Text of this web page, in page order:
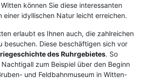
können Sie diese interessanten
einer idyllischen Natur leicht erreichen.
erlaubt es Ihnen auch, die zahlreichen
besuchen. Diese beschäftigen sich vor
des Ruhrgebietes. So
zum Beispiel über den Beginn
und Feldbahnmuseum in Witten-